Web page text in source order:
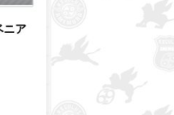
ニア